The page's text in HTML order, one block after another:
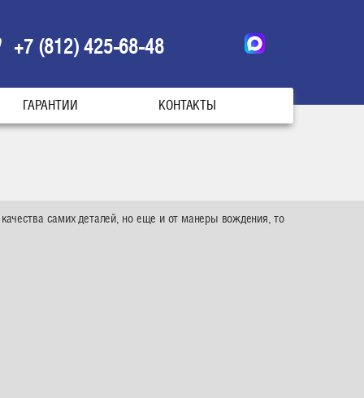
+7 (812) 425-68-48
ГАРАНТИИ КОНТАКТЫ
самих деталей, но еще и от манеры вождения, то